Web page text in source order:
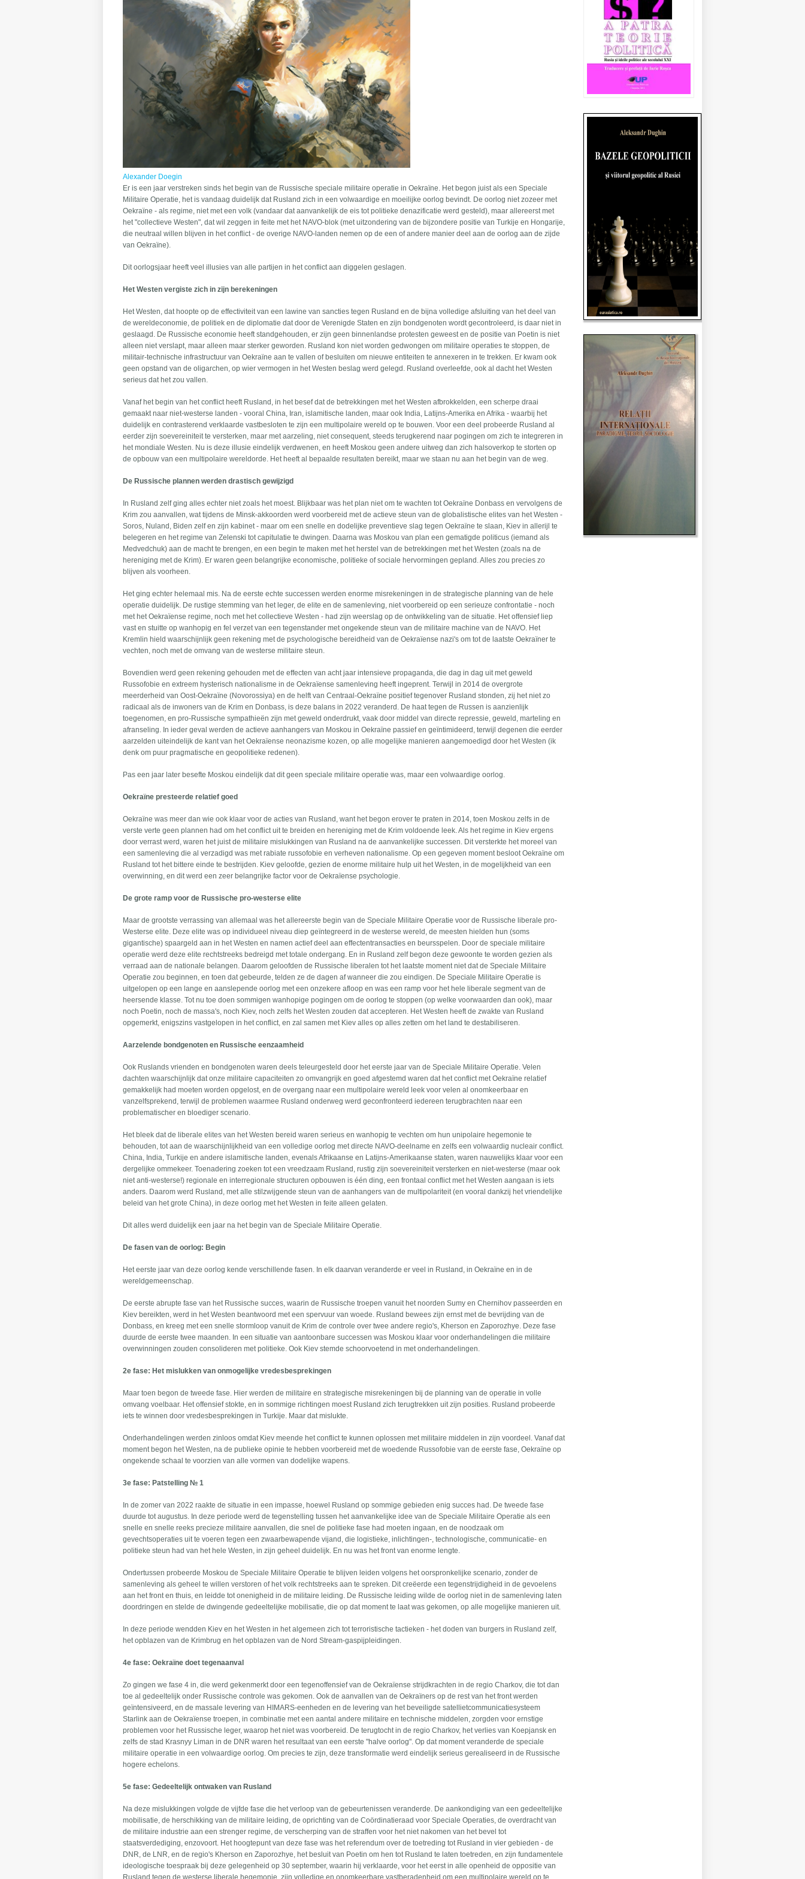
Alexander Doegin
Er is een jaar verstreken sinds het begin van de Russische speciale militaire operatie in Oekraïne. Het begon juist als een Speciale
Militaire Operatie, het is vandaag duidelijk dat Rusland zich in een volwaardige en moeilijke oorlog bevindt. De oorlog niet zozeer met
Oekraïne - als regime, niet met een volk (vandaar dat aanvankelijk de eis tot politieke denazificatie werd gesteld), maar allereerst met
het "collectieve Westen", dat wil zeggen in feite met het NAVO-blok (met uitzondering van de bijzondere positie van Turkije en Hongarije,
die neutraal willen blijven in het conflict - de overige NAVO-landen nemen op de een of andere manier deel aan de oorlog aan de zijde
van Oekraïne).
Dit oorlogsjaar heeft veel illusies van alle partijen in het conflict aan diggelen geslagen.
Het Westen vergiste zich in zijn berekeningen
Het Westen, dat hoopte op de effectiviteit van een lawine van sancties tegen Rusland en de bijna volledige afsluiting van het deel van
de wereldeconomie, de politiek en de diplomatie dat door de Verenigde Staten en zijn bondgenoten wordt gecontroleerd, is daar niet in
geslaagd. De Russische economie heeft standgehouden, er zijn geen binnenlandse protesten geweest en de positie van Poetin is niet
alleen niet verslapt, maar alleen maar sterker geworden. Rusland kon niet worden gedwongen om militaire operaties te stoppen, de
militair-technische infrastructuur van Oekraïne aan te vallen of besluiten om nieuwe entiteiten te annexeren in te trekken. Er kwam ook
geen opstand van de oligarchen, op wier vermogen in het Westen beslag werd gelegd. Rusland overleefde, ook al dacht het Westen
serieus dat het zou vallen.
Vanaf het begin van het conflict heeft Rusland, in het besef dat de betrekkingen met het Westen afbrokkelden, een scherpe draai
gemaakt naar niet-westerse landen - vooral China, Iran, islamitische landen, maar ook India, Latijns-Amerika en Afrika - waarbij het
duidelijk en contrasterend verklaarde vastbesloten te zijn een multipolaire wereld op te bouwen. Voor een deel probeerde Rusland al
eerder zijn soevereiniteit te versterken, maar met aarzeling, niet consequent, steeds terugkerend naar pogingen om zich te integreren in
het mondiale Westen. Nu is deze illusie eindelijk verdwenen, en heeft Moskou geen andere uitweg dan zich halsoverkop te storten op
de opbouw van een multipolaire wereldorde. Het heeft al bepaalde resultaten bereikt, maar we staan nu aan het begin van de weg.
De Russische plannen werden drastisch gewijzigd
In Rusland zelf ging alles echter niet zoals het moest. Blijkbaar was het plan niet om te wachten tot Oekraïne Donbass en vervolgens de
Krim zou aanvallen, wat tijdens de Minsk-akkoorden werd voorbereid met de actieve steun van de globalistische elites van het Westen -
Soros, Nuland, Biden zelf en zijn kabinet - maar om een snelle en dodelijke preventieve slag tegen Oekraïne te slaan, Kiev in allerijl te
belegeren en het regime van Zelenski tot capitulatie te dwingen. Daarna was Moskou van plan een gematigde politicus (iemand als
Medvedchuk) aan de macht te brengen, en een begin te maken met het herstel van de betrekkingen met het Westen (zoals na de
hereniging met de Krim). Er waren geen belangrijke economische, politieke of sociale hervormingen gepland. Alles zou precies zo
blijven als voorheen.
Het ging echter helemaal mis. Na de eerste echte successen werden enorme misrekeningen in de strategische planning van de hele
operatie duidelijk. De rustige stemming van het leger, de elite en de samenleving, niet voorbereid op een serieuze confrontatie - noch
met het Oekraïense regime, noch met het collectieve Westen - had zijn weerslag op de ontwikkeling van de situatie. Het offensief liep
vast en stuitte op wanhopig en fel verzet van een tegenstander met ongekende steun van de militaire machine van de NAVO. Het
Kremlin hield waarschijnlijk geen rekening met de psychologische bereidheid van de Oekraïense nazi's om tot de laatste Oekraïner te
vechten, noch met de omvang van de westerse militaire steun.
Bovendien werd geen rekening gehouden met de effecten van acht jaar intensieve propaganda, die dag in dag uit met geweld
Russofobie en extreem hysterisch nationalisme in de Oekraïense samenleving heeft ingeprent. Terwijl in 2014 de overgrote
meerderheid van Oost-Oekraïne (Novorossiya) en de helft van Centraal-Oekraïne positief tegenover Rusland stonden, zij het niet zo
radicaal als de inwoners van de Krim en Donbass, is deze balans in 2022 veranderd. De haat tegen de Russen is aanzienlijk
toegenomen, en pro-Russische sympathieën zijn met geweld onderdrukt, vaak door middel van directe repressie, geweld, marteling en
afranseling. In ieder geval werden de actieve aanhangers van Moskou in Oekraïne passief en geïntimideerd, terwijl degenen die eerder
aarzelden uiteindelijk de kant van het Oekraïense neonazisme kozen, op alle mogelijke manieren aangemoedigd door het Westen (ik
denk om puur pragmatische en geopolitieke redenen).
Pas een jaar later besefte Moskou eindelijk dat dit geen speciale militaire operatie was, maar een volwaardige oorlog.
Oekraïne presteerde relatief goed
Oekraïne was meer dan wie ook klaar voor de acties van Rusland, want het begon erover te praten in 2014, toen Moskou zelfs in de
verste verte geen plannen had om het conflict uit te breiden en hereniging met de Krim voldoende leek. Als het regime in Kiev ergens
door verrast werd, waren het juist de militaire mislukkingen van Rusland na de aanvankelijke successen. Dit versterkte het moreel van
een samenleving die al verzadigd was met rabiate russofobie en verheven nationalisme. Op een gegeven moment besloot Oekraïne om
Rusland tot het bittere einde te bestrijden. Kiev geloofde, gezien de enorme militaire hulp uit het Westen, in de mogelijkheid van een
overwinning, en dit werd een zeer belangrijke factor voor de Oekraïense psychologie.
De grote ramp voor de Russische pro-westerse elite
Maar de grootste verrassing van allemaal was het allereerste begin van de Speciale Militaire Operatie voor de Russische liberale pro-
Westerse elite. Deze elite was op individueel niveau diep geïntegreerd in de westerse wereld, de meesten hielden hun (soms
gigantische) spaargeld aan in het Westen en namen actief deel aan effectentransacties en beursspelen. Door de speciale militaire
operatie werd deze elite rechtstreeks bedreigd met totale ondergang. En in Rusland zelf begon deze gewoonte te worden gezien als
verraad aan de nationale belangen. Daarom geloofden de Russische liberalen tot het laatste moment niet dat de Speciale Militaire
Operatie zou beginnen, en toen dat gebeurde, telden ze de dagen af wanneer die zou eindigen. De Speciale Militaire Operatie is
uitgelopen op een lange en aanslepende oorlog met een onzekere afloop en was een ramp voor het hele liberale segment van de
heersende klasse. Tot nu toe doen sommigen wanhopige pogingen om de oorlog te stoppen (op welke voorwaarden dan ook), maar
noch Poetin, noch de massa's, noch Kiev, noch zelfs het Westen zouden dat accepteren. Het Westen heeft de zwakte van Rusland
opgemerkt, enigszins vastgelopen in het conflict, en zal samen met Kiev alles op alles zetten om het land te destabiliseren.
Aarzelende bondgenoten en Russische eenzaamheid
Ook Ruslands vrienden en bondgenoten waren deels teleurgesteld door het eerste jaar van de Speciale Militaire Operatie. Velen
dachten waarschijnlijk dat onze militaire capaciteiten zo omvangrijk en goed afgestemd waren dat het conflict met Oekraïne relatief
gemakkelijk had moeten worden opgelost, en de overgang naar een multipolaire wereld leek voor velen al onomkeerbaar en
vanzelfsprekend, terwijl de problemen waarmee Rusland onderweg werd geconfronteerd iedereen terugbrachten naar een
problematischer en bloediger scenario.
Het bleek dat de liberale elites van het Westen bereid waren serieus en wanhopig te vechten om hun unipolaire hegemonie te
behouden, tot aan de waarschijnlijkheid van een volledige oorlog met directe NAVO-deelname en zelfs een volwaardig nucleair conflict.
China, India, Turkije en andere islamitische landen, evenals Afrikaanse en Latijns-Amerikaanse staten, waren nauwelijks klaar voor een
dergelijke ommekeer. Toenadering zoeken tot een vreedzaam Rusland, rustig zijn soevereiniteit versterken en niet-westerse (maar ook
niet anti-westerse!) regionale en interregionale structuren opbouwen is één ding, een frontaal conflict met het Westen aangaan is iets
anders. Daarom werd Rusland, met alle stilzwijgende steun van de aanhangers van de multipolariteit (en vooral dankzij het vriendelijke
beleid van het grote China), in deze oorlog met het Westen in feite alleen gelaten.
Dit alles werd duidelijk een jaar na het begin van de Speciale Militaire Operatie.
De fasen van de oorlog: Begin
Het eerste jaar van deze oorlog kende verschillende fasen. In elk daarvan veranderde er veel in Rusland, in Oekraïne en in de
wereldgemeenschap.
De eerste abrupte fase van het Russische succes, waarin de Russische troepen vanuit het noorden Sumy en Chernihov passeerden en
Kiev bereikten, werd in het Westen beantwoord met een spervuur van woede. Rusland bewees zijn ernst met de bevrijding van de
Donbass, en kreeg met een snelle stormloop vanuit de Krim de controle over twee andere regio's, Kherson en Zaporozhye. Deze fase
duurde de eerste twee maanden. In een situatie van aantoonbare successen was Moskou klaar voor onderhandelingen die militaire
overwinningen zouden consolideren met politieke. Ook Kiev stemde schoorvoetend in met onderhandelingen.
2e fase: Het mislukken van onmogelijke vredesbesprekingen
Maar toen begon de tweede fase. Hier werden de militaire en strategische misrekeningen bij de planning van de operatie in volle
omvang voelbaar. Het offensief stokte, en in sommige richtingen moest Rusland zich terugtrekken uit zijn posities. Rusland probeerde
iets te winnen door vredesbesprekingen in Turkije. Maar dat mislukte.
Onderhandelingen werden zinloos omdat Kiev meende het conflict te kunnen oplossen met militaire middelen in zijn voordeel. Vanaf dat
moment begon het Westen, na de publieke opinie te hebben voorbereid met de woedende Russofobie van de eerste fase, Oekraïne op
ongekende schaal te voorzien van alle vormen van dodelijke wapens.
3e fase: Patstelling № 1
In de zomer van 2022 raakte de situatie in een impasse, hoewel Rusland op sommige gebieden enig succes had. De tweede fase
duurde tot augustus. In deze periode werd de tegenstelling tussen het aanvankelijke idee van de Speciale Militaire Operatie als een
snelle en snelle reeks precieze militaire aanvallen, die snel de politieke fase had moeten ingaan, en de noodzaak om
gevechtsoperaties uit te voeren tegen een zwaarbewapende vijand, die logistieke, inlichtingen-, technologische, communicatie- en
politieke steun had van het hele Westen, in zijn geheel duidelijk. En nu was het front van enorme lengte.
Ondertussen probeerde Moskou de Speciale Militaire Operatie te blijven leiden volgens het oorspronkelijke scenario, zonder de
samenleving als geheel te willen verstoren of het volk rechtstreeks aan te spreken. Dit creëerde een tegenstrijdigheid in de gevoelens
aan het front en thuis, en leidde tot onenigheid in de militaire leiding. De Russische leiding wilde de oorlog niet in de samenleving laten
doordringen en stelde de dwingende gedeeltelijke mobilisatie, die op dat moment te laat was gekomen, op alle mogelijke manieren uit.
In deze periode wendden Kiev en het Westen in het algemeen zich tot terroristische tactieken - het doden van burgers in Rusland zelf,
het opblazen van de Krimbrug en het opblazen van de Nord Stream-gaspijpleidingen.
4e fase: Oekraïne doet tegenaanval
Zo gingen we fase 4 in, die werd gekenmerkt door een tegenoffensief van de Oekraïense strijdkrachten in de regio Charkov, die tot dan
toe al gedeeltelijk onder Russische controle was gekomen. Ook de aanvallen van de Oekraïners op de rest van het front werden
geïntensiveerd, en de massale levering van HIMARS-eenheden en de levering van het beveiligde satellietcommunicatiesysteem
Starlink aan de Oekraïense troepen, in combinatie met een aantal andere militaire en technische middelen, zorgden voor ernstige
problemen voor het Russische leger, waarop het niet was voorbereid. De terugtocht in de regio Charkov, het verlies van Koepjansk en
zelfs de stad Krasnyy Liman in de DNR waren het resultaat van een eerste "halve oorlog". Op dat moment veranderde de speciale
militaire operatie in een volwaardige oorlog. Om precies te zijn, deze transformatie werd eindelijk serieus gerealiseerd in de Russische
hogere echelons.
5e fase: Gedeeltelijk ontwaken van Rusland
Na deze mislukkingen volgde de vijfde fase die het verloop van de gebeurtenissen veranderde. De aankondiging van een gedeeltelijke
mobilisatie, de herschikking van de militaire leiding, de oprichting van de Coördinatieraad voor Speciale Operaties, de overdracht van
de militaire industrie aan een strenger regime, de verscherping van de straffen voor het niet nakomen van het bevel tot
staatsverdediging, enzovoort. Het hoogtepunt van deze fase was het referendum over de toetreding tot Rusland in vier gebieden - de
DNR, de LNR, en de regio's Kherson en Zaporozhye, het besluit van Poetin om hen tot Rusland te laten toetreden, en zijn fundamentele
ideologische toespraak bij deze gelegenheid op 30 september, waarin hij verklaarde, voor het eerst in alle openheid de oppositie van